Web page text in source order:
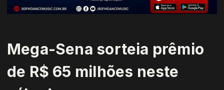
Mega-Sena sorteia prêmio
de R$ 65 milhões neste